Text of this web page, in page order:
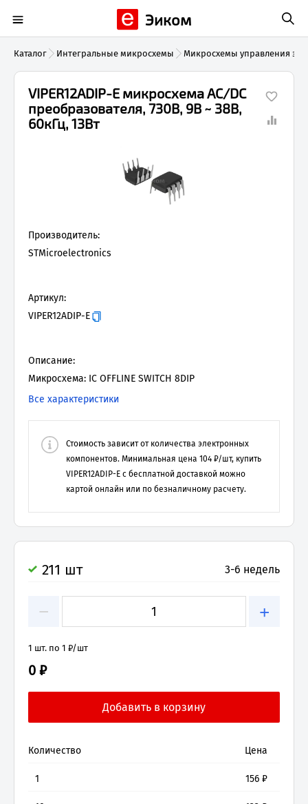
Эиком
Каталог Интегральные микросхемы Микросхемы управления
VIPER12ADIP-E микросхема AC/DC
преобразователя, 730В, 9В ~ 38В,
60кГц, 13Вт
Производитель:
STMicroelectronics
Артикул:
VIPER12ADIP-E
Описание:
Микросхема: IC OFFLINE SWITCH 8DIP
Все характеристики
Стоимость зависит от количества электронных
компонентов. Минимальная цена 104 ₽/шт, купить
VIPER12ADIP-E с бесплатной доставкой можно
картой онлайн или по безналичному расчету.
211 шт 3-6 недель
− +
1 шт. по 1 ₽/шт
0 ₽
Количество Цена
1 156 ₽